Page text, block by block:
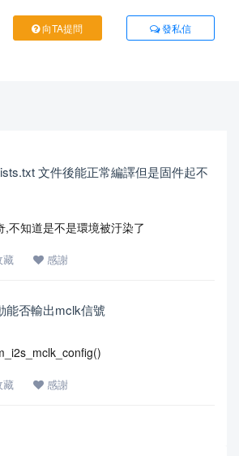
向TA提問 發私信
文件後能正常編譯但是固件起不
不知道是不是環境被汙染了
藏 感謝
能否輸出mclk信號
藏 感謝